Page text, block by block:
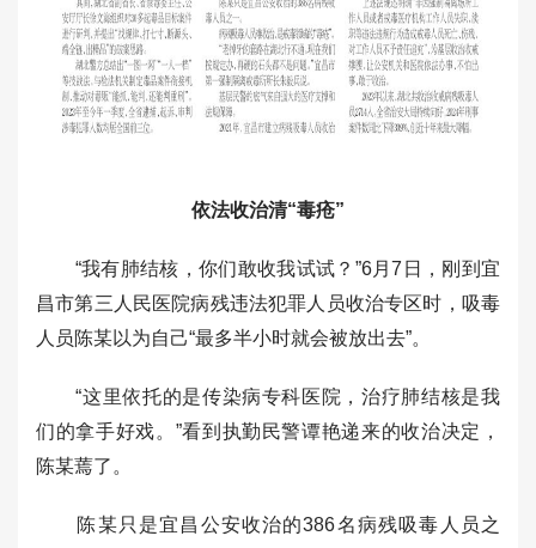
依法收治清“毒疮”
“我有肺结核，你们敢收我试试？”6月7日，刚到宜
昌市第三人民医院病残违法犯罪人员收治专区时，吸毒
人员陈某以为自己“最多半小时就会被放出去”。
“这里依托的是传染病专科医院，治疗肺结核是我
们的拿手好戏。”看到执勤民警谭艳递来的收治决定，
陈某蔫了。
陈某只是宜昌公安收治的386名病残吸毒人员之